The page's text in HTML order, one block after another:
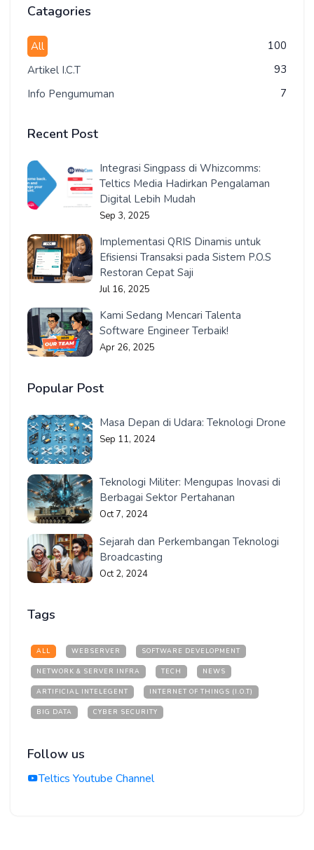
Catagories
All
100
Artikel I.C.T
93
Info Pengumuman
7
Recent Post
Integrasi Singpass di Whizcomms:
Teltics Media Hadirkan Pengalaman
Digital Lebih Mudah
Sep 3, 2025
Implementasi QRIS Dinamis untuk
Efisiensi Transaksi pada Sistem P.O.S
Restoran Cepat Saji
Jul 16, 2025
Kami Sedang Mencari Talenta
Software Engineer Terbaik!
Apr 26, 2025
Popular Post
Masa Depan di Udara: Teknologi Drone
Sep 11, 2024
Teknologi Militer: Mengupas Inovasi di
Berbagai Sektor Pertahanan
Oct 7, 2024
Sejarah dan Perkembangan Teknologi
Broadcasting
Oct 2, 2024
Tags
ALL WEBSERVER SOFTWARE DEVELOPMENT
NETWORK & SERVER INFRA TECH NEWS
ARTIFICIAL INTELEGENT INTERNET OF THINGS (I.O.T)
BIG DATA CYBER SECURITY
Follow us
Teltics Youtube Channel